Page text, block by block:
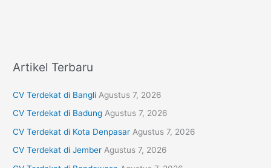
Artikel Terbaru
CV Terdekat di Bangli Agustus 7, 2026
CV Terdekat di Badung Agustus 7, 2026
CV Terdekat di Kota Denpasar Agustus 7, 2026
CV Terdekat di Jember Agustus 7, 2026